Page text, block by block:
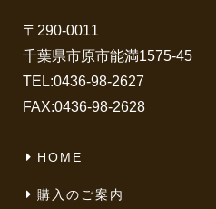
〒290-0011
千葉県市原市能満1575-45
TEL:0436-98-2627
FAX:0436-98-2628
HOME
購入のご案内